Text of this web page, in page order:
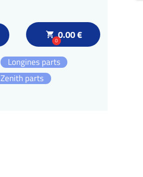
local_grocery_store
00.00 €
Zenith parts
Longines parts